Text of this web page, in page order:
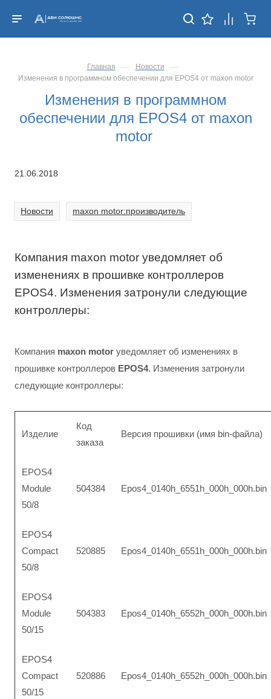
Главная — Новости —
Изменения в программном обеспечении для EPOS4 от maxon motor
Изменения в программном
обеспечении для EPOS4 от maxon
motor
21.06.2018
Новости maxon motor:производитель
Компания maxon motor уведомляет об
изменениях в прошивке контроллеров
EPOS4. Изменения затронули следующие
контроллеры:
Компания maxon motor уведомляет об изменениях в
прошивке контроллеров EPOS4. Изменения затронули
следующие контроллеры:
Изделие
Код
заказа
Версия прошивки (имя bin-файла)
EPOS4
Module
50/8
504384 Epos4_0140h_6551h_000h_000h.bin
EPOS4
Compact
50/8
520885 Epos4_0140h_6551h_000h_000h.bin
EPOS4
Module
50/15
504383 Epos4_0140h_6552h_000h_000h.bin
EPOS4
Compact
50/15
520886 Epos4_0140h_6552h_000h_000h.bin